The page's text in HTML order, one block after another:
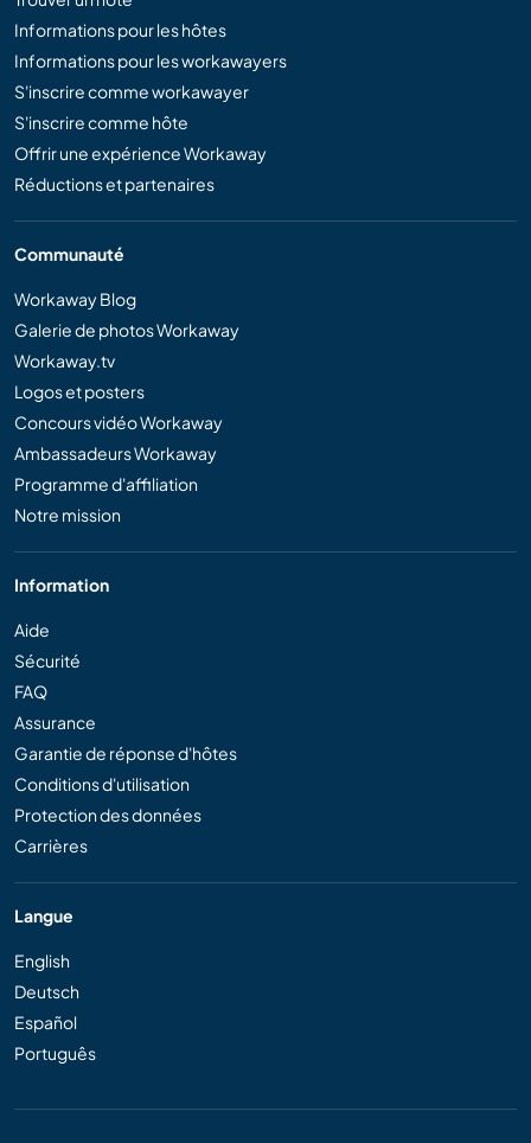
Informations pour les hôtes
Informations pour les workawayers
S'inscrire comme workawayer
S'inscrire comme hôte
Offrir une expérience Workaway
Réductions et partenaires
Communauté
Workaway Blog
Galerie de photos Workaway
Workaway.tv
Logos et posters
Concours vidéo Workaway
Ambassadeurs Workaway
Programme d'affiliation
Notre mission
Information
Aide
Sécurité
FAQ
Assurance
Garantie de réponse d'hôtes
Conditions d'utilisation
Protection des données
Carrières
Langue
English
Deutsch
Español
Português